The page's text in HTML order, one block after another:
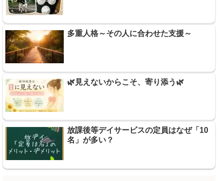
多重人格～その人に合わせた支援～
🌿見えないからこそ、寄り添う🌿
放課後等デイサービスの定員はなぜ「10
名」が多い？